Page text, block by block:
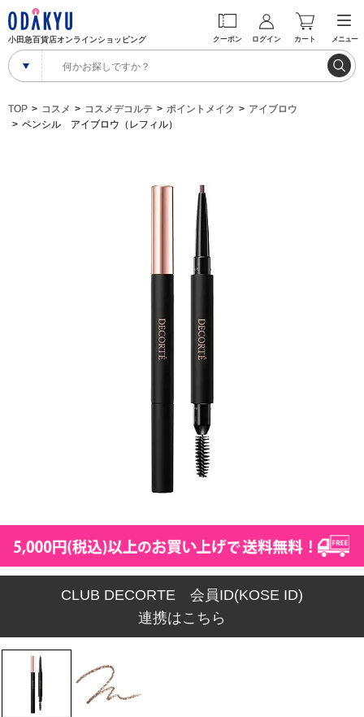
小田急百貨店オンラインショッピング クーポン ログイン カート メニュー
TOP コスメ コスメデコルテ ポイントメイク
アイブロウ
ペンシル アイブロウ（レフィル）
CLUB DECORTE 会員ID(KOSE ID)
連携はこちら